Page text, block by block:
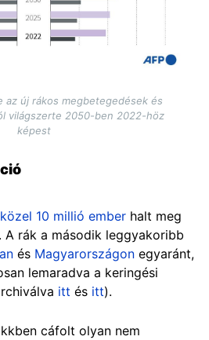
az új rákos megbetegedések és
világszerte 2050-ben 2022-höz
képest
közel 10 millió ember halt meg
A rák a második leggyakoribb
és Magyarországon egyaránt,
lemaradva a keringési
itt és itt).
cáfolt olyan nem